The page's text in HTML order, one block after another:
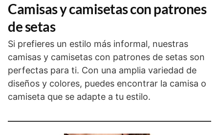
Camisas y camisetas con patrones
de setas
Si prefieres un estilo más informal, nuestras
camisas y camisetas con patrones de setas son
perfectas para ti. Con una amplia variedad de
diseños y colores, puedes encontrar la camisa o
camiseta que se adapte a tu estilo.